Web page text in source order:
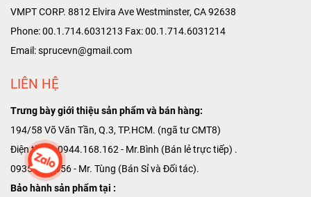
VMPT CORP. 8812 Elvira Ave Westminster, CA 92638
Phone: 00.1.714.6031213 Fax: 00.1.714.6031214
Email: sprucevn@gmail.com
LIÊN HỆ
Trưng bày giới thiệu sản phẩm và bán hàng:
194/58 Võ Văn Tần, Q.3, TP.HCM. (ngã tư CMT8)
Điện thoại: 0944.168.162 - Mr.Bình (Bán lẻ trực tiếp) .
0935.39.4656 - Mr. Tùng (Bán Sỉ và Đối tác).
Bảo hành sản phẩm tại :